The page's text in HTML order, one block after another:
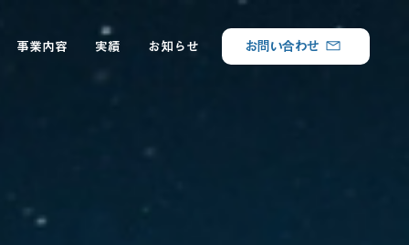
事業内容 実績 お知らせ お問い合わせ